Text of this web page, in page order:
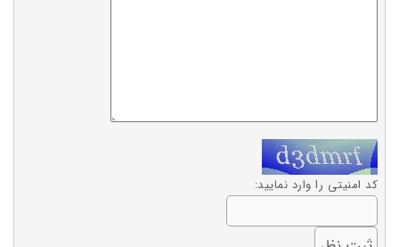
کد امنیتی را وارد نمایید: